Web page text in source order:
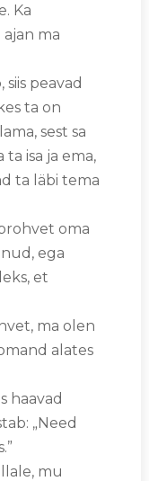
Ka
ma
peavad
ta on
sest sa
ta isa ja ema,
ta läbi tema
oma
ega
et
ma olen
alates
haavad
„Need
mu